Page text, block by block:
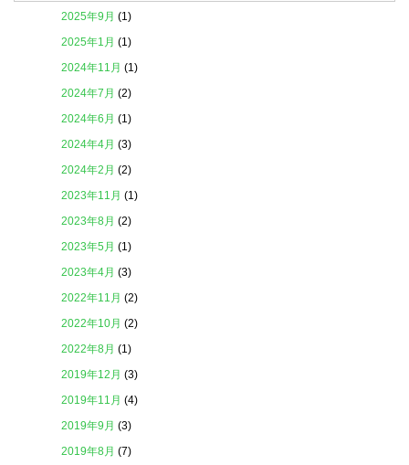
2025年9月 (1)
2025年1月 (1)
2024年11月 (1)
2024年7月 (2)
2024年6月 (1)
2024年4月 (3)
2024年2月 (2)
2023年11月 (1)
2023年8月 (2)
2023年5月 (1)
2023年4月 (3)
2022年11月 (2)
2022年10月 (2)
2022年8月 (1)
2019年12月 (3)
2019年11月 (4)
2019年9月 (3)
2019年8月 (7)